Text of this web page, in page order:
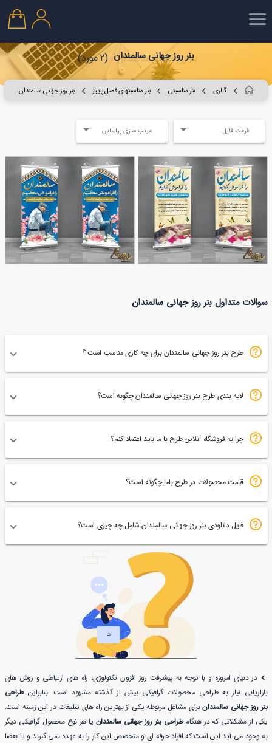
بنر روز جهانی سالمندان (2 مورد)
گالری بنر مناسبتی بنر مناسبتهای فصل پاییز بنر روز جهانی سالمندان
فرمت فایل مرتب سازی براساس
56
سوالات متداول بنر روز جهانی سالمندان
طرح بنر روز جهانی سالمندان برای چه کاری مناسب است ؟
لایه بندی طرح بنر روز جهانی سالمندان چگونه است؟
چرا به فروشگاه آنلاین طرح با ما باید اعتماد کنم؟
قیمت محصولات در طرح باما چگونه است؟
فایل دانلودی بنر روز جهانی سالمندان شامل چه چیزی است؟
در دنیای امروزه و با توجه به پیشرفت روز افزون تکنولوژی، راه های ارتباطی و روش های
بازاریابی نیاز به طراحی محصولات گرافیکی بیش از گذشته مشهود است. بنابراینطراحی
بنر روز جهانی سالمندانبرای مشاغل مربوطه یکی از بهترین راه های تبلیغات در این زمینه است.
یکی از مشکلاتی که در هنگامطراحی بنر روز جهانی سالمندان یا هر نوع محصول گرافیکی دیگر
به وجود می آید این است که افراد حرفه ای و متخصص این کار را به عهده نمی گیرند و یا بعضا